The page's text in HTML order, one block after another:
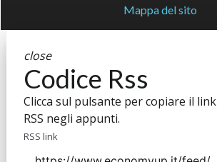
Mappa del sito
close
Codice Rss
Clicca sul pulsante per copiare il link
RSS negli appunti.
RSS link